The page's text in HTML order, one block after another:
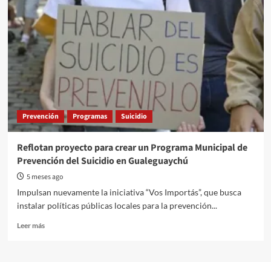
2026:
vecinos
instituciones
decidirán
proyectos
por
millones
de
pesos
Prevención Programas Suicidio
Reflotan proyecto para crear un Programa Municipal de
Prevención del Suicidio en Gualeguaychú
5 meses ago
Impulsan nuevamente la iniciativa “Vos Importás”, que busca
instalar políticas públicas locales para la prevención...
Leer másRead